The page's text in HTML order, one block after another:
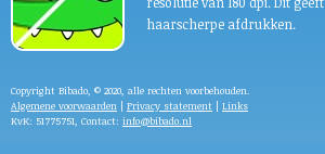
haarscherpe afdrukken.
Copyright Bibado, © 2020, alle rechten voorbehouden.
Algemene voorwaarden | Privacy statement | Links
KvK: 51775751, Contact: info@bibado.nl